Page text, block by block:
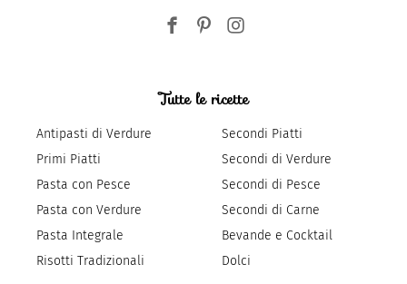
Tutte le ricette
Antipasti di Verdure
Primi Piatti
Pasta con Pesce
Pasta con Verdure
Pasta Integrale
Risotti Tradizionali
Secondi Piatti
Secondi di Verdure
Secondi di Pesce
Secondi di Carne
Bevande e Cocktail
Dolci